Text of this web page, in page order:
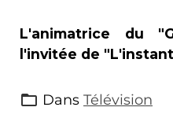
L'animatrice du
l'invitée de
Dans Télévision